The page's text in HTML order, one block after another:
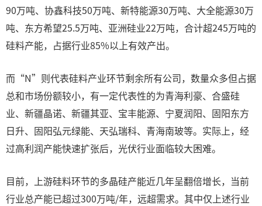
90万吨、协鑫科技50万吨、新特能源30万吨、大全能源30万
吨、东方希望25.5万吨、亚洲硅业22万吨，合计超245万吨的
硅料产能，占据行业85%以上有效产出。
而“N”则代表硅料产业环节剩余所有公司，数量众多但占据
总和市场份额较小，有一定代表性的为青海利豪、合盛硅
业、新疆晶诺、新疆其亚、宝丰能源、宁夏润阳、固阳东方
日升、固阳弘元绿能、天弘瑞科、青海南玻等。实际上，经
过高利润产能快速扩张后，光伏行业面临较大困难。
目前，上游硅料环节的多晶硅产能近几年呈翻倍增长，当前
行业总产能已超过300万吨/年，远超需求。其中仅上述行业